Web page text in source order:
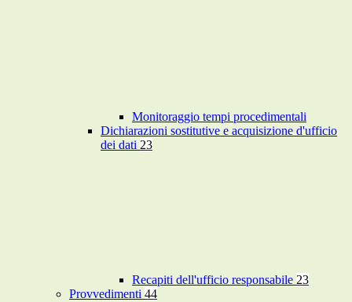
Monitoraggio tempi procedimentali
Dichiarazioni sostitutive e acquisizione d'ufficio
dei dati 23
Recapiti dell'ufficio responsabile 23
Provvedimenti 44